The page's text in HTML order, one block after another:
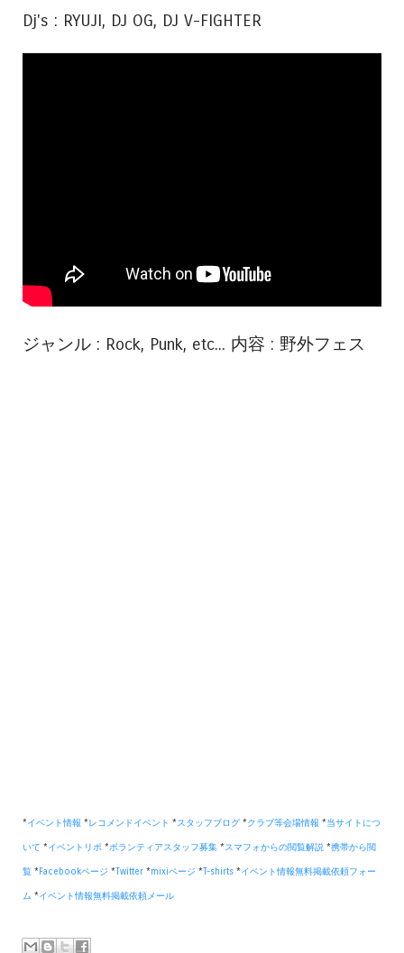
Dj's : RYUJI, DJ OG, DJ V-FIGHTER
ジャンル : Rock, Punk, etc... 内容 : 野外フェス
*イベント情報 * レコメンドイベント *スタッフブログ *クラブ等会場情報 *当サイトにつ
いて *イベントリポ *ボランティアスタッフ募集 *スマフォからの閲覧解説 *携帯から閲
覧 * Facebookページ * Twitter *mixiページ * T-shirts *イベント情報無料掲載依頼フォー
ム *イベント情報無料掲載依頼メール